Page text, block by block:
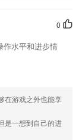
0
作水平和进步情
在游戏之外也能享
是一想到自己的进